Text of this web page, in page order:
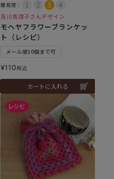
難易度：
及川真理子さんデザイン
モヘヤフラワーブランケッ
ト（レシピ）
メール便10個まで可
¥110税込
カートに入れる